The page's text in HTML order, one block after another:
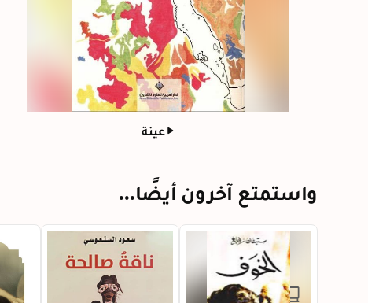
عينة
واستمتع آخرون أيضًا...